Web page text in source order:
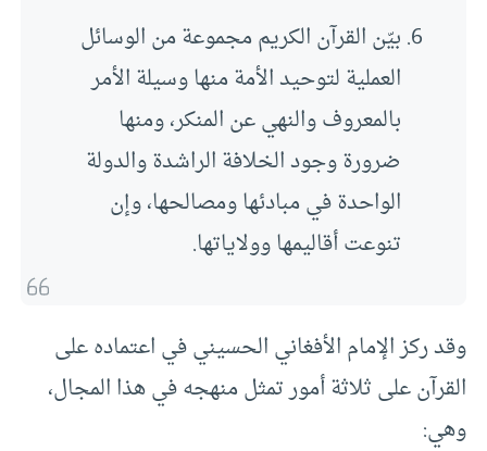
بيّن القرآن الكريم مجموعة من الوسائل
العملية لتوحيد الأمة منها وسيلة الأمر
بالمعروف والنهي عن المنكر، ومنها
ضرورة وجود الخلافة الراشدة والدولة
الواحدة في مبادئها ومصالحها، وإن
تنوعت أقاليمها وولاياتها.
وقد ركز الإمام الأفغاني الحسيني في اعتماده على
القرآن على ثلاثة أمور تمثل منهجه في هذا المجال،
وهي: